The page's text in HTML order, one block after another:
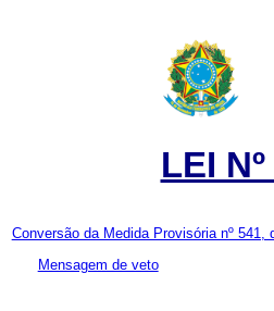
LEI
Conversão da Medida Provisória nº 541,
Mensagem de veto